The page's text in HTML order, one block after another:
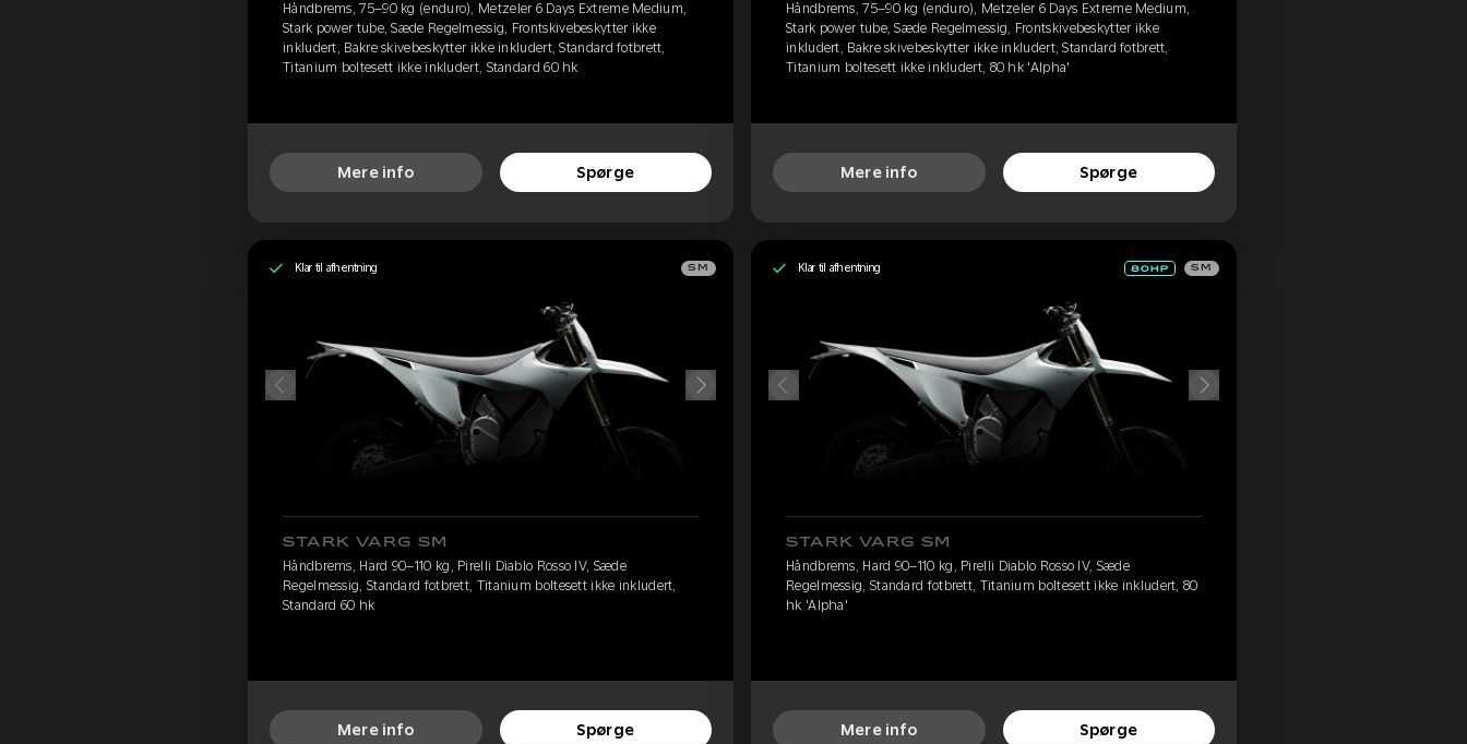
Håndbrems, 75–90 kg (enduro), Metzeler 6 Days Extreme Medium,
Stark power tube, Sæde Regelmessig, Frontskivebeskytter ikke
inkludert, Bakre skivebeskytter ikke inkludert, Standard fotbrett,
Titanium boltesett ikke inkludert, Standard 60 hk
Mere info Spørge
Håndbrems, 75–90 kg (enduro), Metzeler 6 Days Extreme Medium,
Stark power tube, Sæde Regelmessig, Frontskivebeskytter ikke
inkludert, Bakre skivebeskytter ikke inkludert, Standard fotbrett,
Titanium boltesett ikke inkludert, 80 hk 'Alpha'
Mere info Spørge
Klar til afhentning SM
STARK VARG SM
Håndbrems, Hard 90–110 kg, Pirelli Diablo Rosso IV, Sæde
Regelmessig, Standard fotbrett, Titanium boltesett ikke inkludert,
Standard 60 hk
Mere info Spørge
Klar til afhentning SM
STARK VARG SM
Håndbrems, Hard 90–110 kg, Pirelli Diablo Rosso IV, Sæde
Regelmessig, Standard fotbrett, Titanium boltesett ikke inkludert, 80
hk 'Alpha'
Mere info Spørge